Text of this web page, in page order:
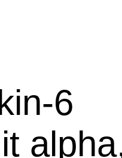
6